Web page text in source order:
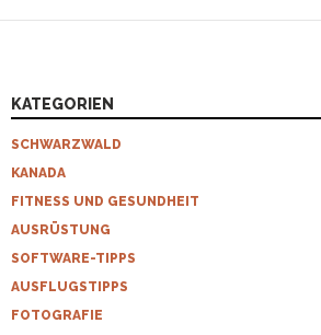
KATEGORIEN
SCHWARZWALD
KANADA
FITNESS UND GESUNDHEIT
AUSRÜSTUNG
SOFTWARE-TIPPS
AUSFLUGSTIPPS
FOTOGRAFIE